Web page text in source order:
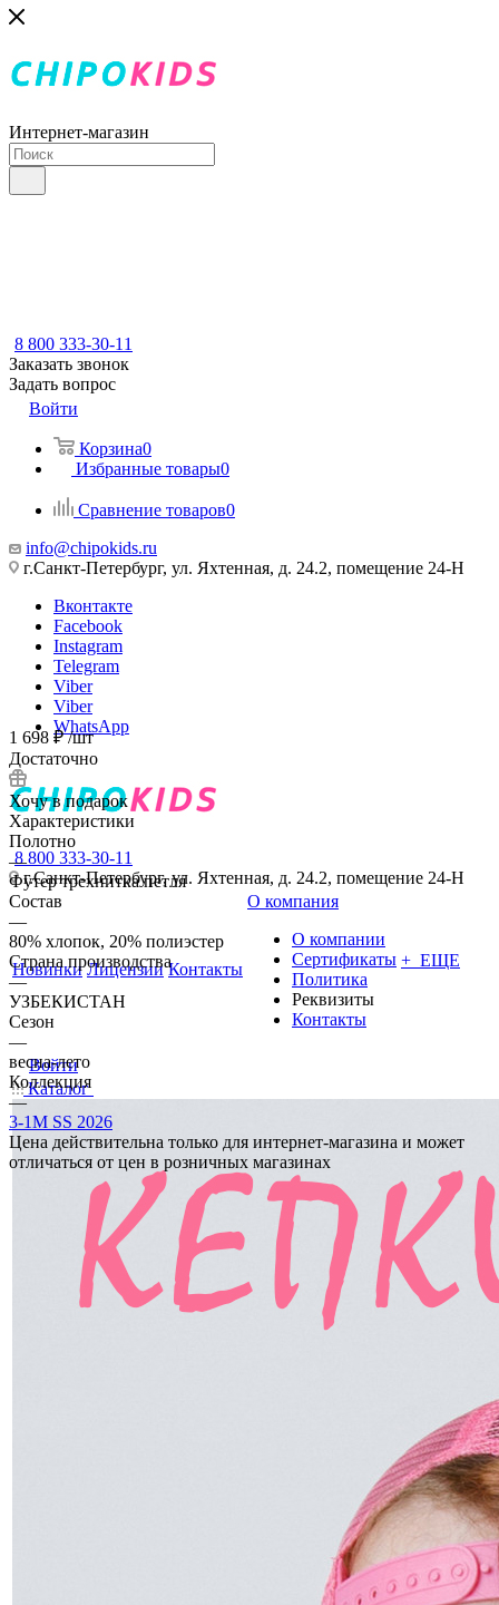
Интернет-магазин
8 800 333-30-11
Заказать звонок
Задать вопрос
Войти
Корзина0
Избранные товары0
Сравнение товаров0
info@chipokids.ru
г.Санкт-Петербург, ул. Яхтенная, д. 24.2, помещение 24-Н
Вконтакте
Facebook
Instagram
Telegram
Viber
Viber
WhatsApp
8 800 333-30-11
г.Санкт-Петербург, ул. Яхтенная, д. 24.2, помещение 24-Н
Новинки Лицензии Контакты
О компания
О компании
Сертификаты
Политика
Реквизиты
Контакты
+ ЕЩЕ
Войти
Каталог
1 698 ₽ /шт
Достаточно
Хочу в подарок
Характеристики
Полотно
—
Футер трехнитка петля
Состав
—
80% хлопок, 20% полиэстер
Страна производства
—
УЗБЕКИСТАН
Сезон
—
весна-лето
Коллекция
—
3-1М SS 2026
Цена действительна только для интернет-магазина и может
отличаться от цен в розничных магазинах